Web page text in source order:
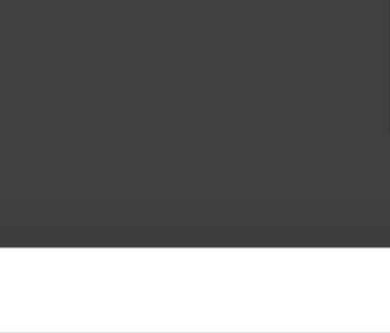
geleiders individueel gecoat met
dubbele geleidingsstructuur met